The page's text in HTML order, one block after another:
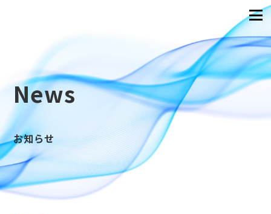
News
お知らせ